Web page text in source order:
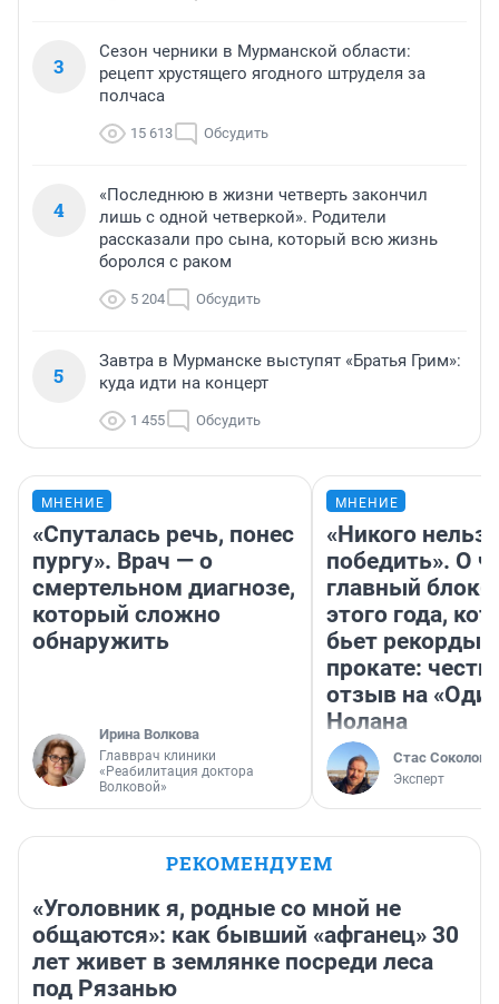
3
Сезон черники в Мурманской области:
рецепт хрустящего ягодного штруделя за
полчаса
15 613 Обсудить
4
«Последнюю в жизни четверть закончил
лишь с одной четверкой». Родители
рассказали про сына, который всю жизнь
боролся с раком
5 204 Обсудить
5
Завтра в Мурманске выступят «Братья Грим»:
куда идти на концерт
1 455 Обсудить
МНЕНИЕ
«Спуталась речь, понес
пургу». Врач — о
смертельном диагнозе,
который сложно
обнаружить
Ирина Волкова
Главврач клиники
«Реабилитация доктора
Волковой»
МНЕНИЕ
«Никого нельзя
победить». О
главный
этого года,
бьет рекорды в
прокате:
отзыв на
Нолана
Стас Соколов
Эксперт
РЕКОМЕНДУЕМ
«Уголовник я, родные со мной не
общаются»: как бывший «афганец» 30
лет живет в землянке посреди леса
под Рязанью